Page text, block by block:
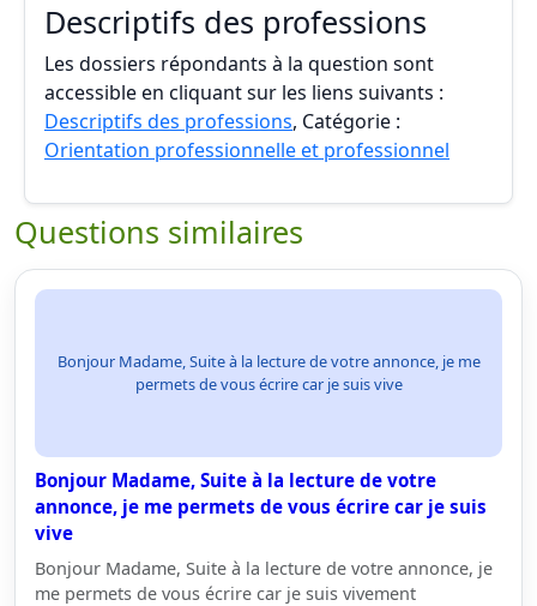
Descriptifs des professions
Les dossiers répondants à la question sont
accessible en cliquant sur les liens suivants :
Descriptifs des professions, Catégorie :
Orientation professionnelle et professionnel
Questions similaires
Bonjour Madame, Suite à la lecture de votre annonce, je me
permets de vous écrire car je suis vive
Bonjour Madame, Suite à la lecture de votre
annonce, je me permets de vous écrire car je suis
vive
Bonjour Madame, Suite à la lecture de votre annonce, je
me permets de vous écrire car je suis vivement